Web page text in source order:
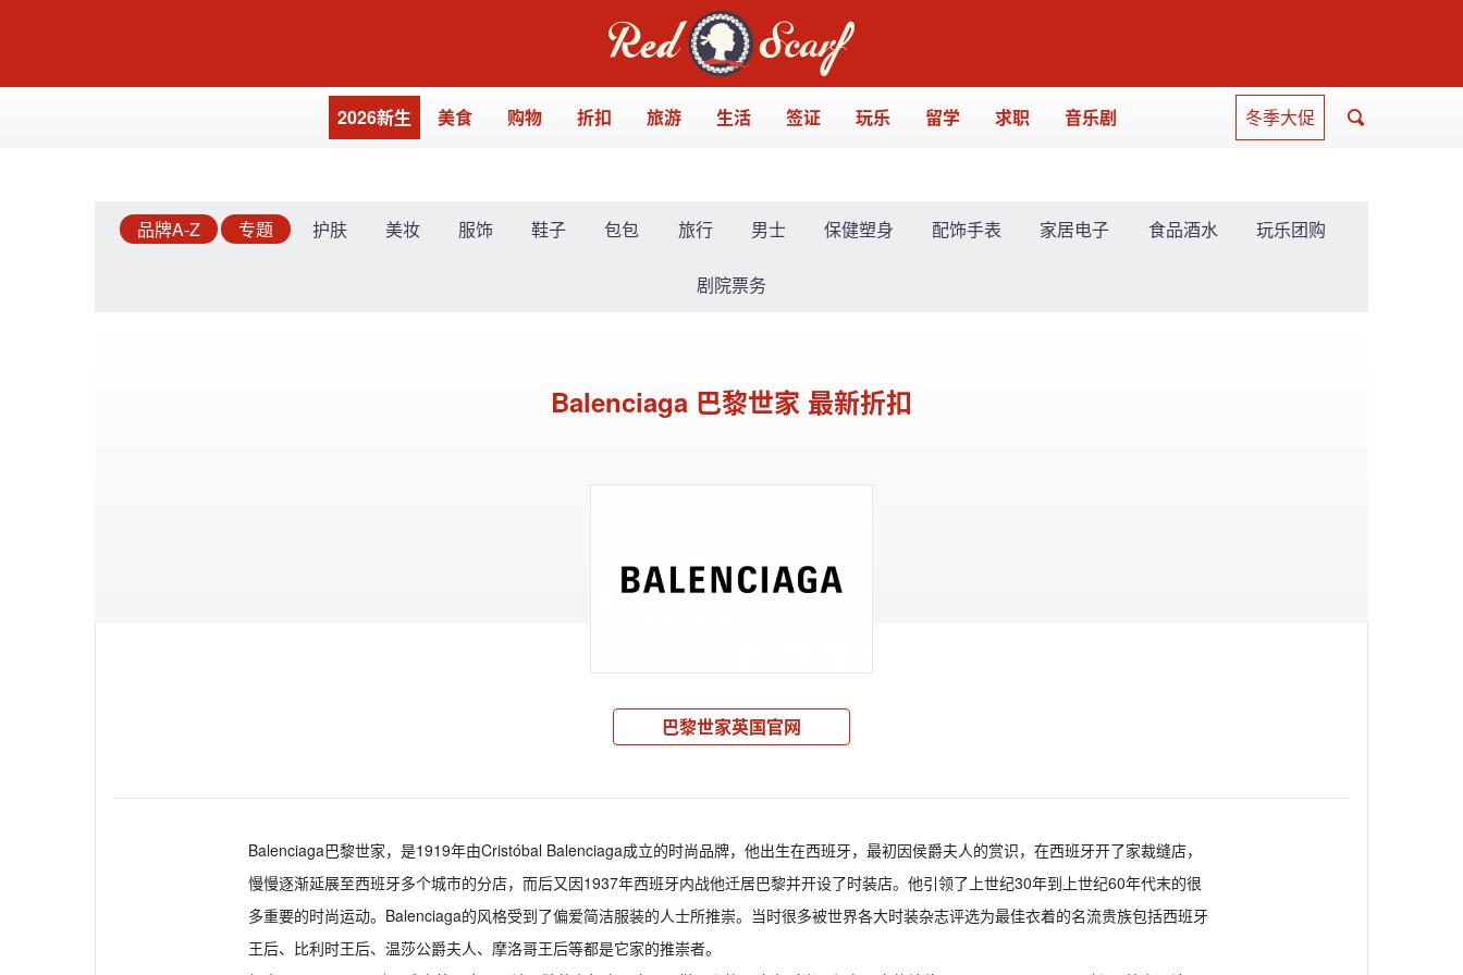
2026新生 美食 购物 折扣 旅游 生活 签证 玩乐 留学 求职 音乐剧 冬季大促
品牌A-Z 专题 护肤 美妆 服饰 鞋子 包包 旅行 男士 保健塑身 配饰手表 家居电子 食品酒水 玩乐团购
剧院票务
Balenciaga 巴黎世家 最新折扣
巴黎世家英国官网
Balenciaga巴黎世家，是1919年由Cristóbal Balenciaga成立的时尚品牌，他出生在西班牙，最初因侯爵夫人的赏识，在西班牙开了家裁缝店，
慢慢逐渐延展至西班牙多个城市的分店，而后又因1937年西班牙内战他迁居巴黎并开设了时装店。他引领了上世纪30年到上世纪60年代末的很
多重要的时尚运动。Balenciaga的风格受到了偏爱简洁服装的人士所推崇。当时很多被世界各大时装杂志评选为最佳衣着的名流贵族包括西班牙
王后、比利时王后、温莎公爵夫人、摩洛哥王后等都是它家的推崇者。